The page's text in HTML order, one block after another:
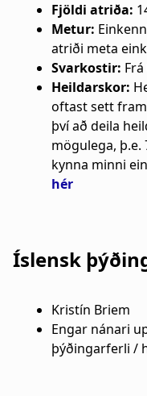
Fjöldi atriða:
Metur:
atriði meta
Svarkostir: Frá
Heildarskor:
oftast sett
því að deila
mögulega,
kynna minni
hér
Íslensk
Kristín Briem
Engar nánari
þýðingarferli /